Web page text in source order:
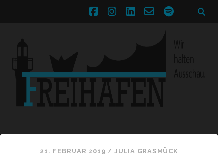
facebookinstagram
linkedin
email-spotify
21. FEBRUAR 2019 /JULIA GRASMÜCK